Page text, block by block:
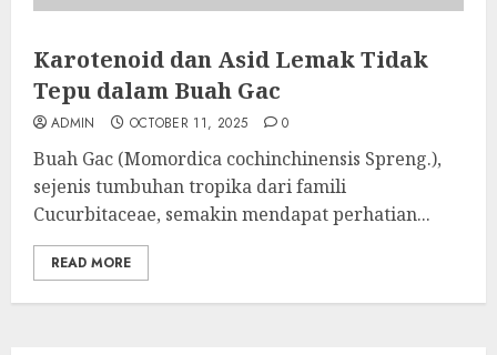
Karotenoid dan Asid Lemak Tidak
Tepu dalam Buah Gac
ADMIN OCTOBER 11, 2025 0
Buah Gac (Momordica cochinchinensis Spreng.),
sejenis tumbuhan tropika dari famili
Cucurbitaceae, semakin mendapat perhatian...
READ MORE